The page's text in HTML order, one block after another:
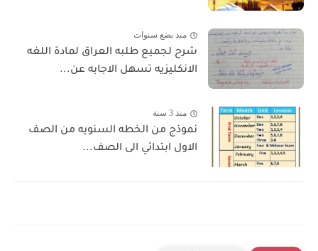
منذ بضع سنوات
شرح لجميع طلبه العراق لمادة اللغه
الانكليزيه تسهل الاجابه عن...
منذ 3 سنة
نموذج من الخطه السنويه من الصف
الاول ابتدائي الى الصف...